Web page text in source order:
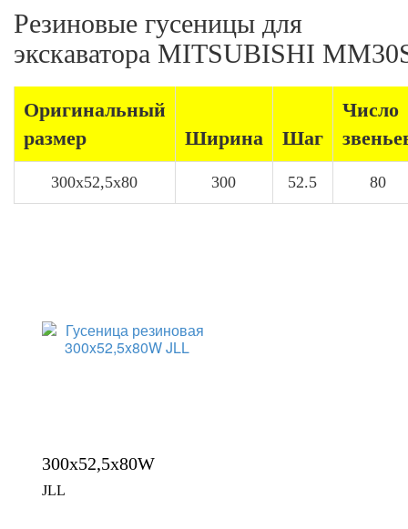
Резиновые гусеницы для
экскаватора MITSUBISHI
Оригинальный
размер
Ширина Шаг
Число
300x52,5x80 300 52.5 80
300x52,5x80W
JLL